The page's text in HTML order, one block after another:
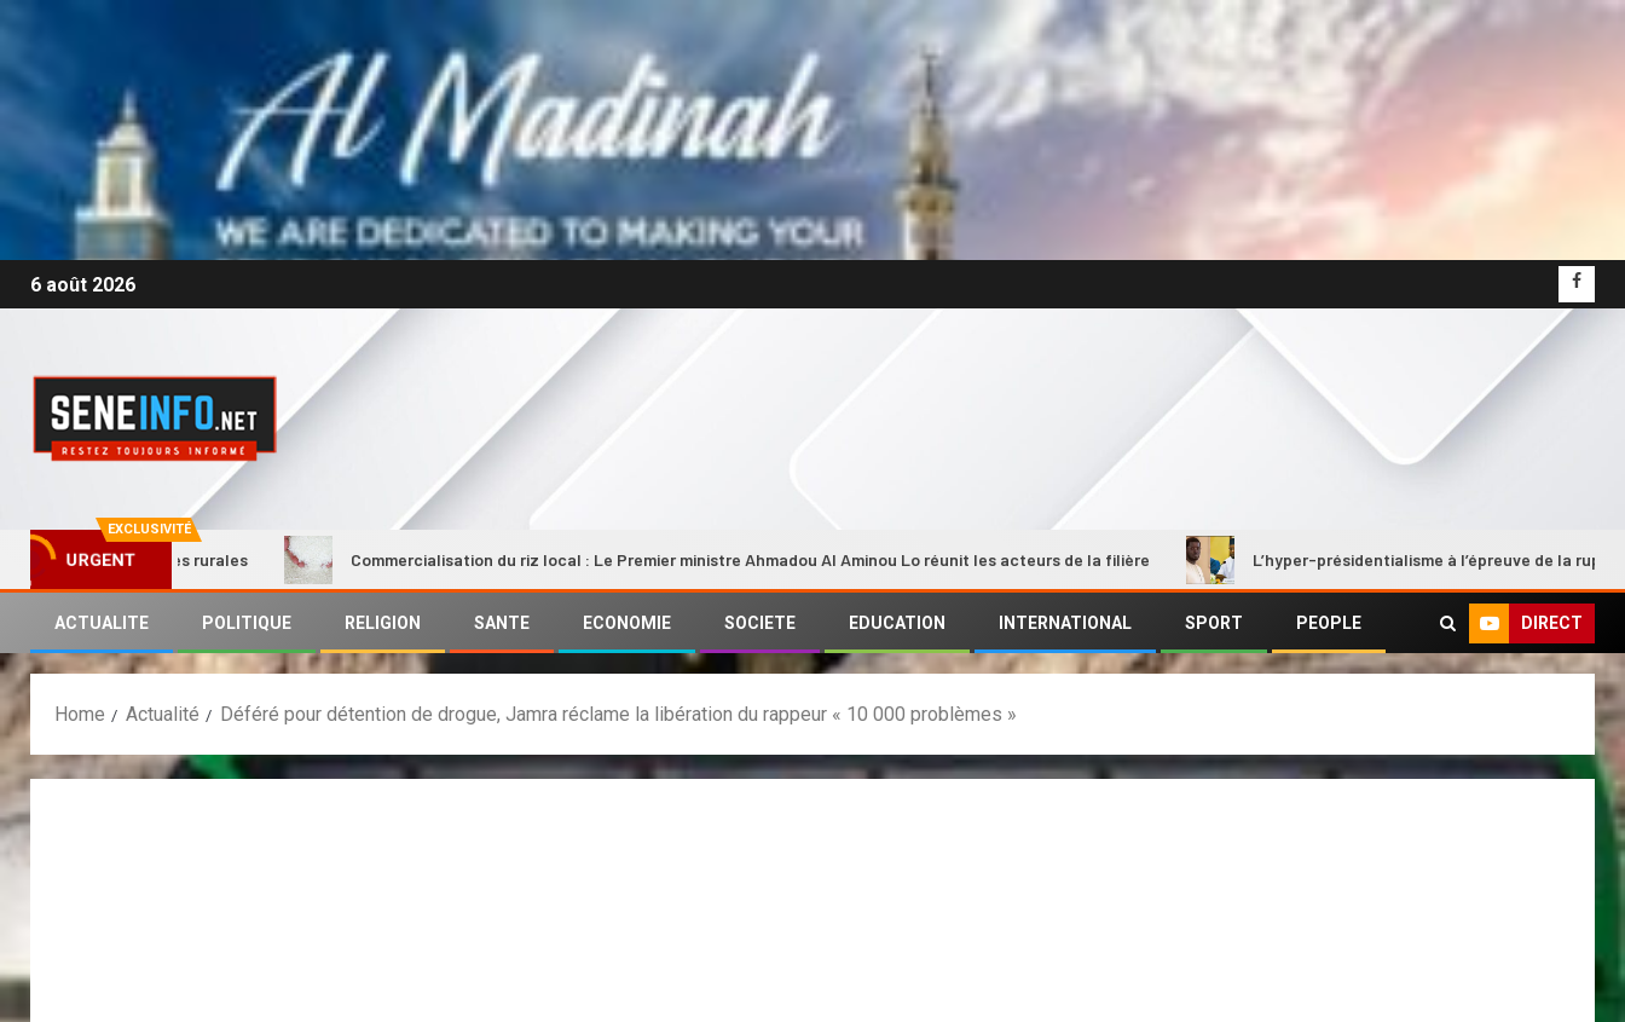
6 août 2026
EXCLUSIVITÉ
URGENT
des femmes rurales Commercialisation du riz local : Le Premier ministre Ahmadou Al Aminou Lo réunit les acteurs de la filière L’hyper-présidentialisme à l’épreuve de la rupture
ACTUALITE POLITIQUE RELIGION SANTE ECONOMIE SOCIETE EDUCATION INTERNATIONAL SPORT PEOPLE DIRECT
Home Actualité Déféré pour détention de drogue, Jamra réclame la libération du rappeur « 10 000 problèmes »